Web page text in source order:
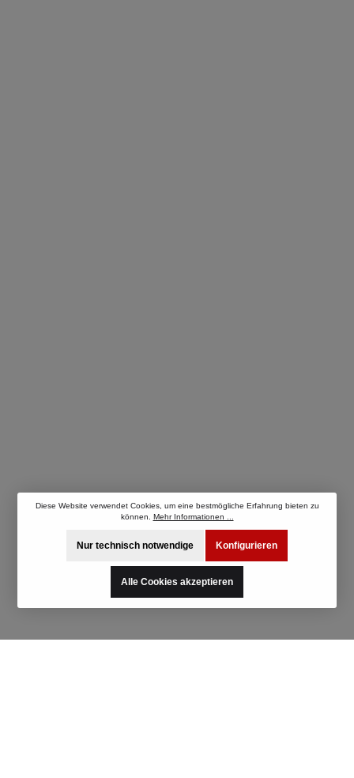
Diese Website verwendet Cookies, um eine bestmögliche Erfahrung bieten zu
können. Mehr Informationen ...
Nur technisch notwendige Konfigurieren
Alle Cookies akzeptieren